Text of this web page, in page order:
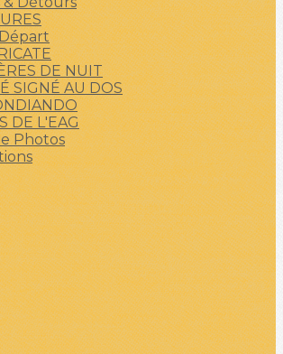
DE NUIT
SIGNÉ AU DOS
DE L'EAG
Photos